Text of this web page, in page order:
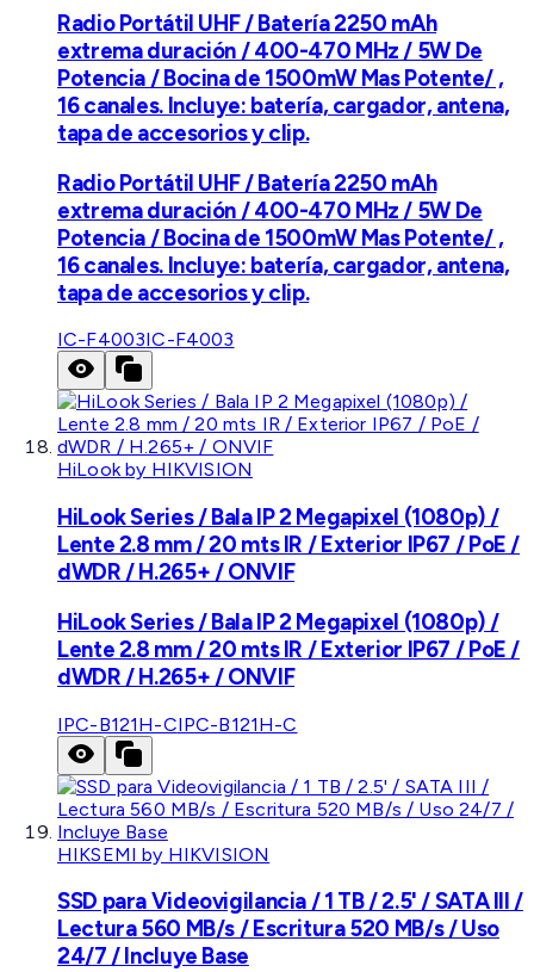
Radio Portátil UHF / Batería 2250 mAh
extrema duración / 400-470 MHz / 5W De
Potencia / Bocina de 1500mW Mas Potente/ ,
16 canales. Incluye: batería, cargador, antena,
tapa de accesorios y clip.
Radio Portátil UHF / Batería 2250 mAh
extrema duración / 400-470 MHz / 5W De
Potencia / Bocina de 1500mW Mas Potente/ ,
16 canales. Incluye: batería, cargador, antena,
tapa de accesorios y clip.
IC-F4003IC-F4003
HiLook by HIKVISION
HiLook Series / Bala IP 2 Megapixel (1080p) /
Lente 2.8 mm / 20 mts IR / Exterior IP67 / PoE /
dWDR / H.265+ / ONVIF
HiLook Series / Bala IP 2 Megapixel (1080p) /
Lente 2.8 mm / 20 mts IR / Exterior IP67 / PoE /
dWDR / H.265+ / ONVIF
IPC-B121H-CIPC-B121H-C
HIKSEMI by HIKVISION
SSD para Videovigilancia / 1 TB / 2.5' / SATA III /
Lectura 560 MB/s / Escritura 520 MB/s / Uso
24/7 / Incluye Base